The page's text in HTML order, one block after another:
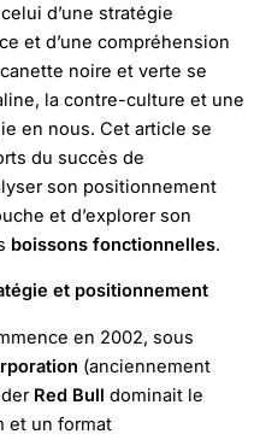
d’une stratégie
et d’une compréhension
noire et verte se
la contre-culture et une
en nous. Cet article se
du succès de
son positionnement
et d’explorer son
boissons fonctionnelles.
et positionnement
en 2002, sous
(anciennement
Red Bull dominait le
et un format